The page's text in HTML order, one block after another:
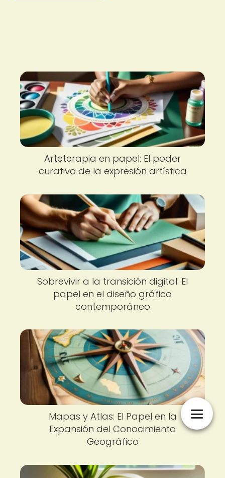
Arteterapia en papel: El poder
curativo de la expresión artística
Sobrevivir a la transición digital: El
papel en el diseño gráfico
contemporáneo
Mapas y Atlas: El Papel en la
Expansión del Conocimiento
Geográfico